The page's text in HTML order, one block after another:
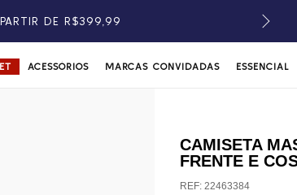
DE R$399,99
ACESSÓRIOS MARCAS CONVIDADAS ESSENCIAL
CAMISETA
FRENTE E
REF: 22463384